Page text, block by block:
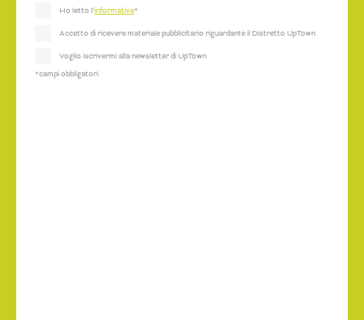
Ho letto l'informativa*
Accetto di ricevere materiale pubblicitario riguardante il Distretto UpTown
Voglio iscrivermi alla newsletter di UpTown
*campi obbligatori